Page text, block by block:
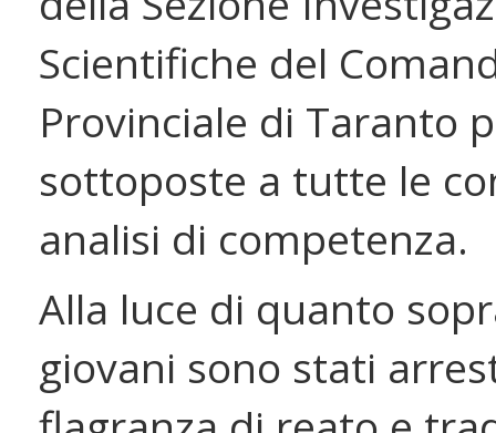
Scientifiche del
Provinciale di Taranto
sottoposte a tutte le
analisi di competenza.
Alla luce di quanto
giovani sono stati